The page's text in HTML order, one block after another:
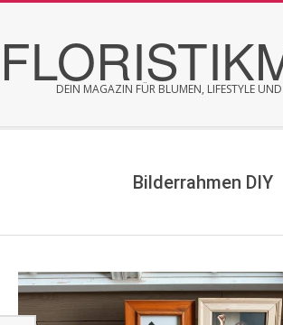
content
DEIN MAGAZIN FÜR BLUMEN, LIFESTYLE
Bilderrahmen DIY